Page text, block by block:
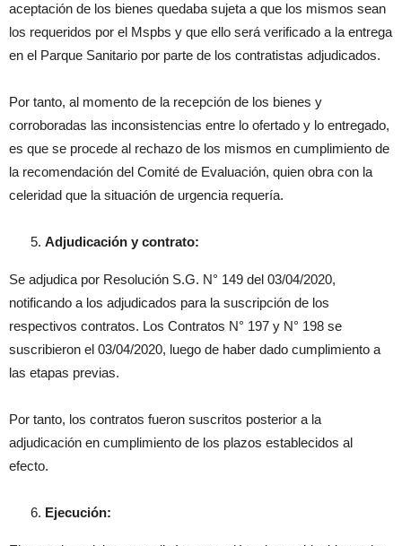
aceptación de los bienes quedaba sujeta a que los mismos sean
los requeridos por el Mspbs y que ello será verificado a la entrega
en el Parque Sanitario por parte de los contratistas adjudicados.
Por tanto, al momento de la recepción de los bienes y
corroboradas las inconsistencias entre lo ofertado y lo entregado,
es que se procede al rechazo de los mismos en cumplimiento de
la recomendación del Comité de Evaluación, quien obra con la
celeridad que la situación de urgencia requería.
Adjudicación y contrato:
Se adjudica por Resolución S.G. N° 149 del 03/04/2020,
notificando a los adjudicados para la suscripción de los
respectivos contratos. Los Contratos N° 197 y N° 198 se
suscribieron el 03/04/2020, luego de haber dado cumplimiento a
las etapas previas.
Por tanto, los contratos fueron suscritos posterior a la
adjudicación en cumplimiento de los plazos establecidos al
efecto.
Ejecución: